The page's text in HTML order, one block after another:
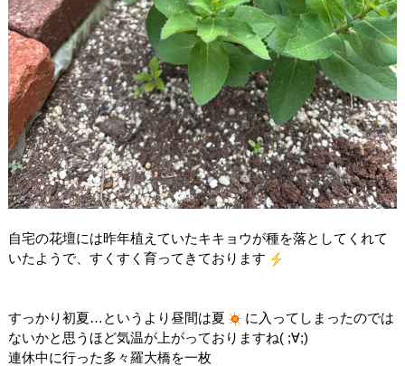
自宅の花壇には昨年植えていたキキョウが種を落としてくれて
いたようで、すくすく育ってきております
すっかり初夏…というより昼間は夏
に入ってしまったのでは
ないかと思うほど気温が上がっておりますね( ;∀;)
連休中に行った多々羅大橋を一枚